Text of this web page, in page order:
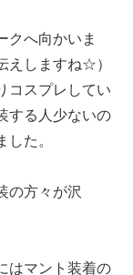
クへ向かいま
えしますね☆）
コスプレしてい
する人少ないの
た。
の方々が沢
はマント装着の